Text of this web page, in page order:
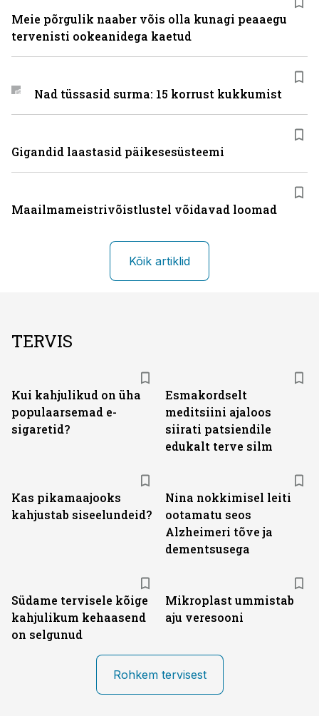
Meie põrgulik naaber võis olla kunagi peaaegu
tervenisti ookeanidega kaetud
Nad tüssasid surma: 15 korrust kukkumist
Gigandid laastasid päikesesüsteemi
Maailmameistrivõistlustel võidavad loomad
Kõik artiklid
TERVIS
Kui kahjulikud on üha
populaarsemad e-
sigaretid?
Esmakordselt
meditsiini ajaloos
siirati patsiendile
edukalt terve silm
Kas pikamaajooks
kahjustab siseelundeid?
Nina nokkimisel leiti
ootamatu seos
Alzheimeri tõve ja
dementsusega
Südame tervisele kõige
kahjulikum kehaasend
on selgunud
Mikroplast ummistab
aju veresooni
Rohkem tervisest